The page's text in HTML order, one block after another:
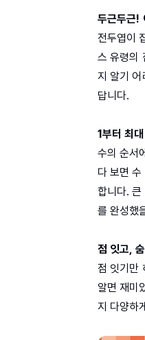
두근두근!
전두엽이
스 유령의
지 알기 어
답니다.
1부터 최
수의 순서
다 보면
합니다. 큰
를 완성했
점 잇고,
점 잇기만
알면 재미
지 다양하